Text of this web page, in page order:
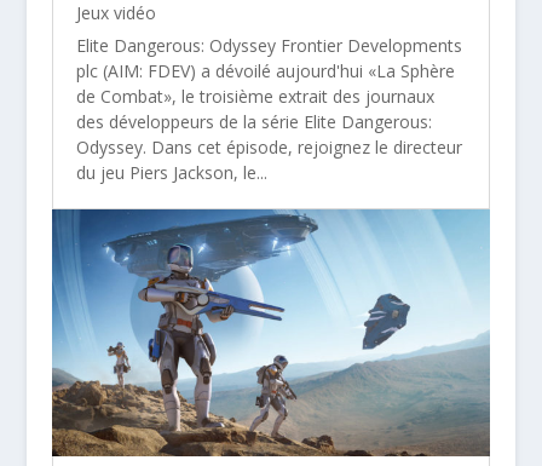
Jeux vidéo
Elite Dangerous: Odyssey Frontier Developments
plc (AIM: FDEV) a dévoilé aujourd'hui «La Sphère
de Combat», le troisième extrait des journaux
des développeurs de la série Elite Dangerous:
Odyssey. Dans cet épisode, rejoignez le directeur
du jeu Piers Jackson, le...